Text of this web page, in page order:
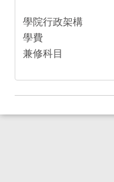
學院行政架構
學費
兼修科目